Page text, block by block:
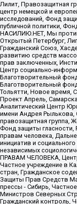
Лилит, Правозащитная
центр немецкой и
исследований, Фонд
публичной политики,
НАСИЛИЮ.НЕТ, Мы
Открытый Петербург,
Гражданский Союз,
развитию средств
прав заключенных,
Центр социально-
Благотворительный
Благотворительный
Тольятти, Новое время,
Проект Апрель,
Аналитический Центр
имени Андрея
правозащитная группа,
Фонд защиты гласности,
правам человека,
инициатив и
независимых
ПРАВАМ ЧЕЛОВЕКА,
Частное учреждение в
стран, Гражданское
Защиты Прав Средств
прессы - Сибирь,
Министров Северных
Гражданский контроль,